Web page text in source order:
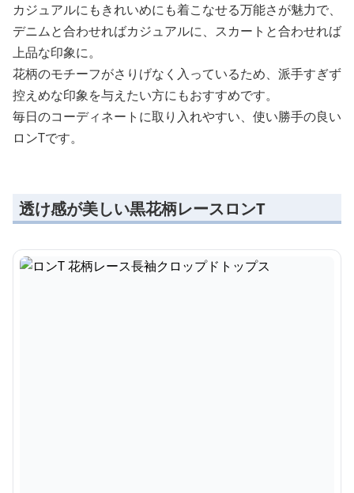
カジュアルにもきれいめにも着こなせる万能さが魅力で、
デニムと合わせればカジュアルに、スカートと合わせれば
上品な印象に。
花柄のモチーフがさりげなく入っているため、派手すぎず
控えめな印象を与えたい方にもおすすめです。
毎日のコーディネートに取り入れやすい、使い勝手の良い
ロンTです。
透け感が美しい黒花柄レースロンT